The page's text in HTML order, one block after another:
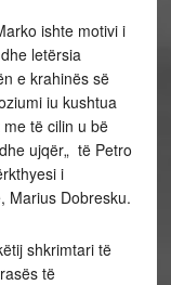
ishte motivi i
letërsia
e krahinës së
iu kushtua
të cilin u bë
ujqër„ të Petro
i
Marius Dobresku.
shkrimtari të
të